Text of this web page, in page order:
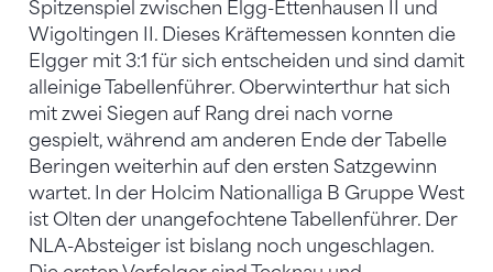
Spitzenspiel zwischen Elgg-Ettenhausen II und
Wigoltingen II. Dieses Kräftemessen konnten die
Elgger mit 3:1 für sich entscheiden und sind damit
alleinige Tabellenführer. Oberwinterthur hat sich
mit zwei Siegen auf Rang drei nach vorne
gespielt, während am anderen Ende der Tabelle
Beringen weiterhin auf den ersten Satzgewinn
wartet. In der Holcim Nationalliga B Gruppe West
ist Olten der unangefochtene Tabellenführer. Der
NLA-Absteiger ist bislang noch ungeschlagen.